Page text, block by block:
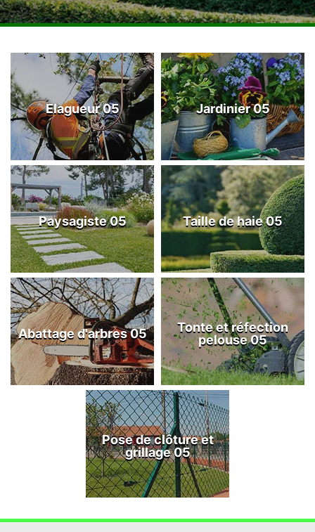
Elagueur 05 Jardinier 05
Paysagiste 05 Taille de haie 05
Abattage d'arbres 05
Tonte et réfection
pelouse 05
Pose de clôture et
grillage 05